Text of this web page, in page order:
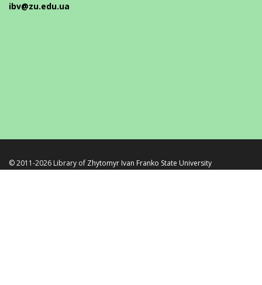
ibv@zu.edu.ua
© 2011-2026 Library of Zhytomyr Ivan Franko State University